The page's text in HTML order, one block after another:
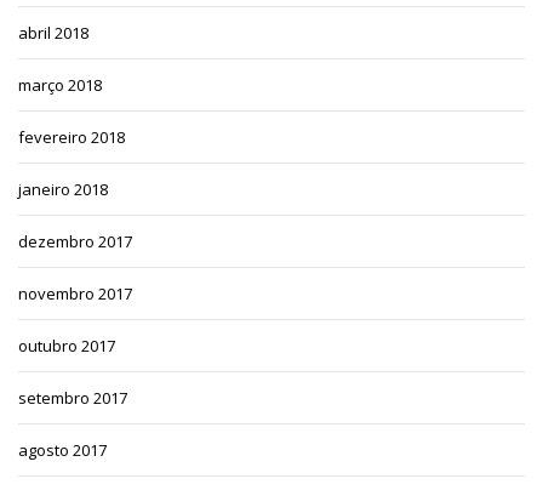
abril 2018
março 2018
fevereiro 2018
janeiro 2018
dezembro 2017
novembro 2017
outubro 2017
setembro 2017
agosto 2017